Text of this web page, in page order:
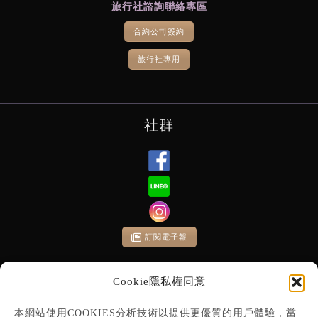
Cookie隱私權同意
本網站使用COOKIES分析技術以提供更優質的用戶體驗，當
旅行社諮詢聯絡專區
合約公司簽約
旅行社專用
社群
訂閱電子報